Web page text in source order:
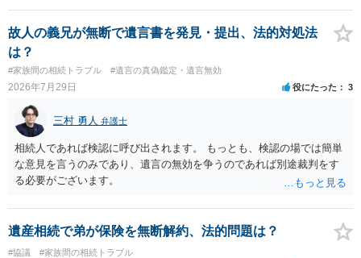
方の訴訟の主張及び立証次第ですが、 ・御祖母様の認知能力に関する
医師の意見書、筆跡鑑定 が提出されればその効力が否定される可能性
はありますが、 ・伯母様自身が分割協議に加わっていること ・御祖母
様の意に反する遺産分割協議を行う実益が誰にあったかの立証が困難
であること からすると、実際に遺産分割協議の効力が否定される可能
性はそれほど高くない（立証のハードルは非常に高い）ということが
言えると思います。
故人の義兄が無断で遺言書を発見・提出、法的対処法
は？
#家族間の相続トラブル #遺言の真偽鑑定・遺言無効
2026年7月29日 役にたった 3
三村 勇人 弁護士
相続人であれば検認に呼び出されます。 もっとも、検認の場では簡単
な意見を言うのみであり、遺言の無効を争うのであれば別途裁判をす
る必要がございます。
遺産相続で弟が保険を無断解約、法的問題は？
#協議 #家族間の相続トラブル